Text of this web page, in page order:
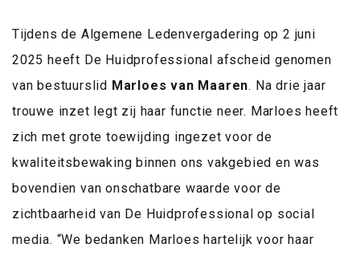
Tijdens de Algemene Ledenvergadering op 2 juni
2025 heeft De Huidprofessional afscheid genomen
van bestuurslid Marloes van Maaren. Na drie jaar
trouwe inzet legt zij haar functie neer. Marloes heeft
zich met grote toewijding ingezet voor de
kwaliteitsbewaking binnen ons vakgebied en was
bovendien van onschatbare waarde voor de
zichtbaarheid van De Huidprofessional op social
media. “We bedanken Marloes hartelijk voor haar